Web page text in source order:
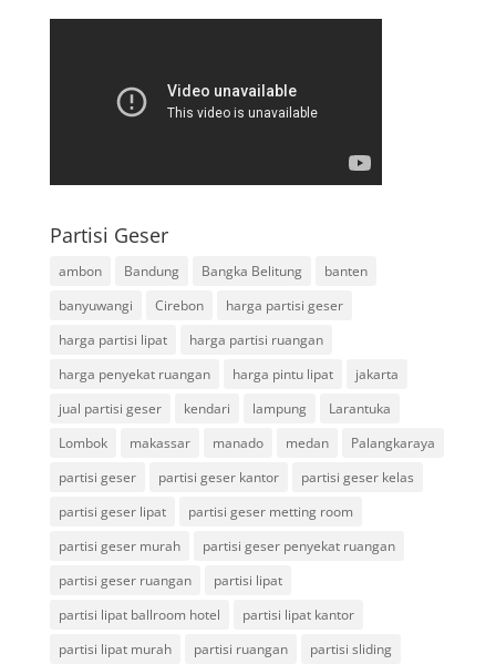
Partisi Geser
ambon Bandung Bangka Belitung
banten
banyuwangi
Cirebon
harga partisi geser
harga partisi lipat
harga partisi ruangan
harga penyekat ruangan
harga pintu lipat
jakarta
jual partisi geser
kendari lampung
Larantuka
Lombok
makassar manado medan
Palangkaraya
partisi geser
partisi geser kantor
partisi geser kelas
partisi geser lipat
partisi geser metting room
partisi geser murah
partisi geser penyekat ruangan
partisi geser ruangan
partisi lipat
partisi lipat ballroom hotel
partisi lipat kantor
partisi lipat murah
partisi ruangan
partisi sliding